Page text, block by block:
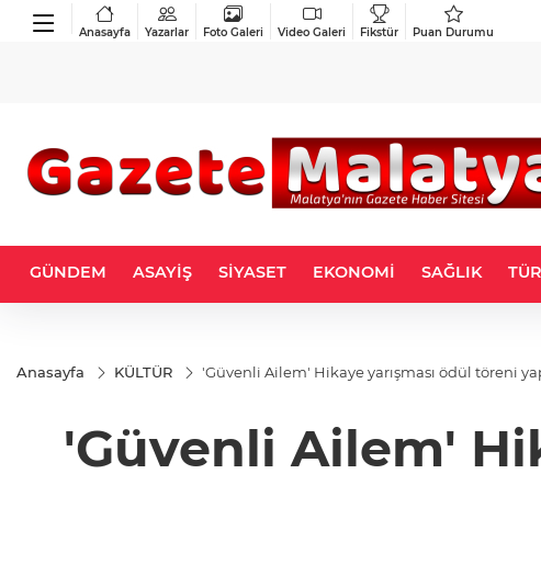
Anasayfa Yazarlar Foto Galeri Video Galeri Fikstür Puan Durumu
GÜNDEM ASAYİŞ SİYASET EKONOMİ SAĞLIK
Anasayfa KÜLTÜR 'Güvenli Ailem' Hikaye yarışması ödül töreni
'Güvenli Ailem'